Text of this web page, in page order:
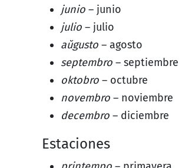
junio – junio
julio – julio
aŭgusto – agosto
septembro – septiembre
oktobro – octubre
novembro – noviembre
decembro – diciembre
Estaciones